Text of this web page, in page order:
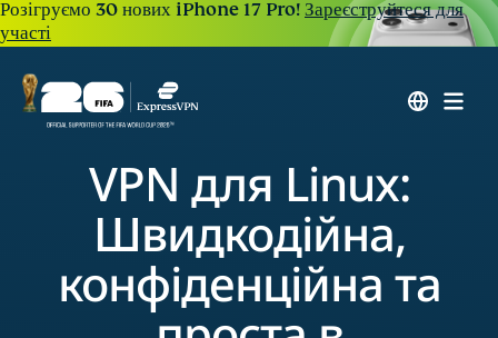
Розігруємо 30 нових iPhone 17 Pro!Зареєструйтеся для
участі
VPN для Linux:
Швидкодійна,
конфіденційна та